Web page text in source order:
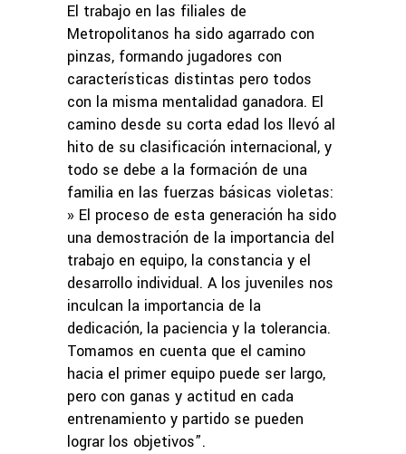
El trabajo en las filiales de
Metropolitanos ha sido agarrado con
pinzas, formando jugadores con
características distintas pero todos
con la misma mentalidad ganadora. El
camino desde su corta edad los llevó al
hito de su clasificación internacional, y
todo se debe a la formación de una
familia en las fuerzas básicas violetas:
» El proceso de esta generación ha sido
una demostración de la importancia del
trabajo en equipo, la constancia y el
desarrollo individual. A los juveniles nos
inculcan la importancia de la
dedicación, la paciencia y la tolerancia.
Tomamos en cuenta que el camino
hacia el primer equipo puede ser largo,
pero con ganas y actitud en cada
entrenamiento y partido se pueden
lograr los objetivos”.